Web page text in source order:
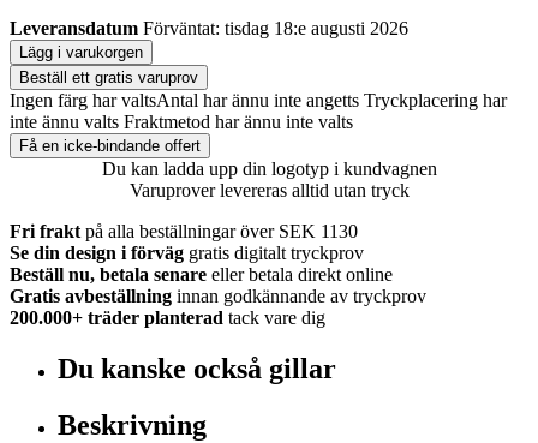
Leveransdatum Förväntat: tisdag 18:e augusti 2026
Lägg i varukorgen
Beställ ett gratis varuprov
Ingen färg har valtsAntal har ännu inte angetts Tryckplacering har
inte ännu valts Fraktmetod har ännu inte valts
Få en icke-bindande offert
Du kan ladda upp din logotyp i kundvagnen
Varuprover levereras alltid utan tryck
Fri frakt på alla beställningar över SEK 1130
Se din design i förväg gratis digitalt tryckprov
Beställ nu, betala senare eller betala direkt online
Gratis avbeställning innan godkännande av tryckprov
200.000+ träder planterad tack vare dig
Du kanske också gillar
Beskrivning